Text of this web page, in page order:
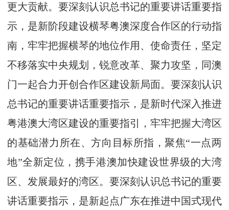
更大贡献。要深刻认识总书记的重要讲话重要指
示，是新阶段建设横琴粤澳深度合作区的行动指
南，牢牢把握横琴的地位作用、使命责任，坚定
不移落实中央规划，锐意改革、聚力攻坚，同澳
门一起合力开创合作区建设新局面。要深刻认识
总书记的重要讲话重要指示，是新时代深入推进
粤港澳大湾区建设的重要指引，牢牢把握大湾区
的基础潜力所在、方向目标所指，聚焦“一点两
地”全新定位，携手港澳加快建设世界级的大湾
区、发展最好的湾区。要深刻认识总书记的重要
讲话重要指示，是新起点广东在推进中国式现代